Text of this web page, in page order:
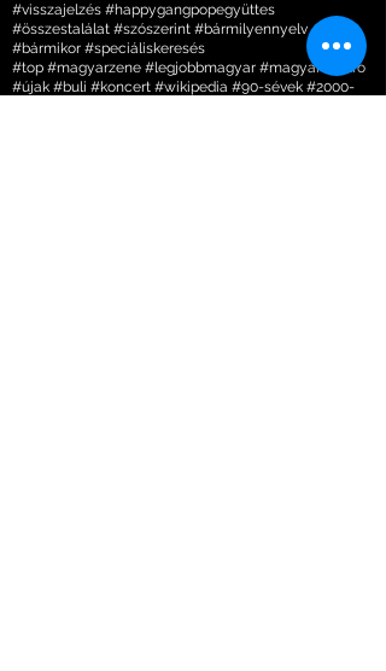
#visszajelzés #happygangpopegyüttes
#összestalálat #szószerint #bármilyennyelv
#bármikor #speciáliskeresés
#top #magyarzene #legjobbmagyar #magyar #retro
#újak #buli #koncert #wikipedia #90-sévek #2000-